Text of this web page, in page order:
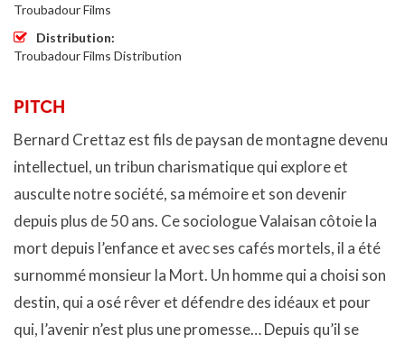
Troubadour Films
Distribution
Troubadour Films Distribution
PITCH
Bernard Crettaz est fils de paysan de montagne devenu
intellectuel, un tribun charismatique qui explore et
ausculte notre société, sa mémoire et son devenir
depuis plus de 50 ans. Ce sociologue Valaisan côtoie la
mort depuis l’enfance et avec ses cafés mortels, il a été
surnommé monsieur la Mort. Un homme qui a choisi son
destin, qui a osé rêver et défendre des idéaux et pour
qui, l’avenir n’est plus une promesse… Depuis qu’il se